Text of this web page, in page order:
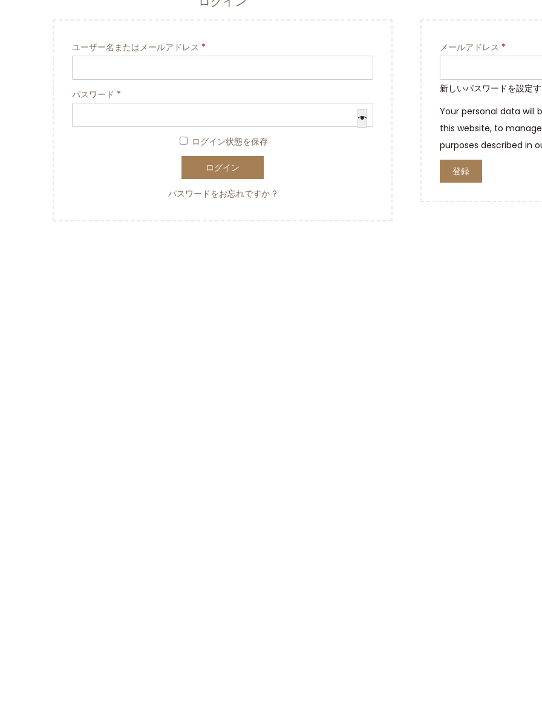
ユーザー名またはメールアドレス *
パスワード *
ログイン状態を保存
ログイン
パスワードをお忘れですか ?
メールアドレス *
新しいパスワードを設定
Your personal data will
this website, to
purposes described in
登録